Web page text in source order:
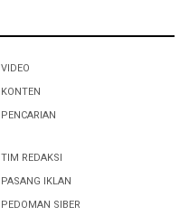
VIDEO
KONTEN
PENCARIAN
TIM REDAKSI
PASANG IKLAN
PEDOMAN SIBER